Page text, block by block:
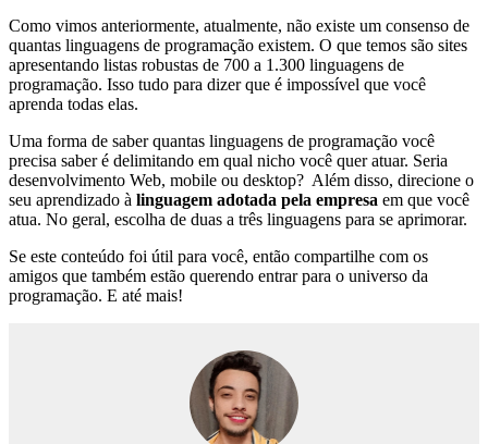
Como vimos anteriormente, atualmente, não existe um consenso de
quantas linguagens de programação existem. O que temos são sites
apresentando listas robustas de 700 a 1.300 linguagens de
programação. Isso tudo para dizer que é impossível que você
aprenda todas elas.
Uma forma de saber quantas linguagens de programação você
precisa saber é delimitando em qual nicho você quer atuar. Seria
desenvolvimento Web, mobile ou desktop? Além disso, direcione o
seu aprendizado à linguagem adotada pela empresa em que você
atua. No geral, escolha de duas a três linguagens para se aprimorar.
Se este conteúdo foi útil para você, então compartilhe com os
amigos que também estão querendo entrar para o universo da
programação. E até mais!